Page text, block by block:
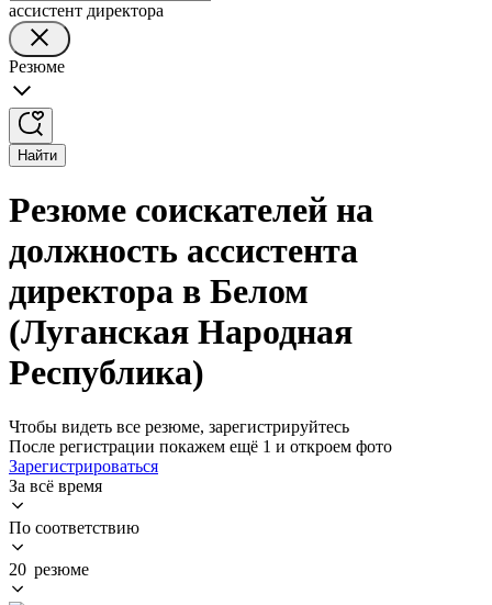
ассистент директора
Резюме
Найти
Резюме соискателей на
должность ассистента
директора в Белом
(Луганская Народная
Республика)
Чтобы видеть все резюме, зарегистрируйтесь
После регистрации покажем ещё 1 и откроем фото
Зарегистрироваться
За всё время
По соответствию
20 резюме